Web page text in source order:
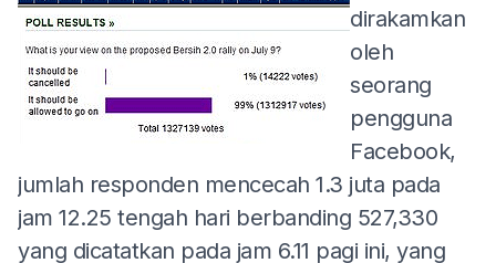
dirakamkan
oleh
seorang
pengguna
Facebook,
jumlah responden mencecah 1.3 juta pada
jam 12.25 tengah hari berbanding 527,330
yang dicatatkan pada jam 6.11 pagi ini, yang